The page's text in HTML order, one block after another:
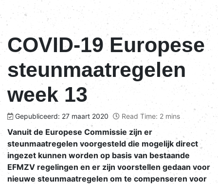
COVID-19 Europese
steunmaatregelen
week 13
Gepubliceerd: 27 maart 2020 Read Time: 2 mins
Vanuit de Europese Commissie zijn er
steunmaatregelen voorgesteld die mogelijk direct
ingezet kunnen worden op basis van bestaande
EFMZV regelingen en er zijn voorstellen gedaan voor
nieuwe steunmaatregelen om te compenseren voor